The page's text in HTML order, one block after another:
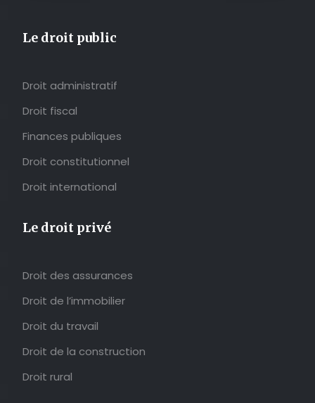
Le droit public
Droit administratif
Droit fiscal
Finances publiques
Droit constitutionnel
Droit international
Le droit privé
Droit des assurances
Droit de l’immobilier
Droit du travail
Droit de la construction
Droit rural